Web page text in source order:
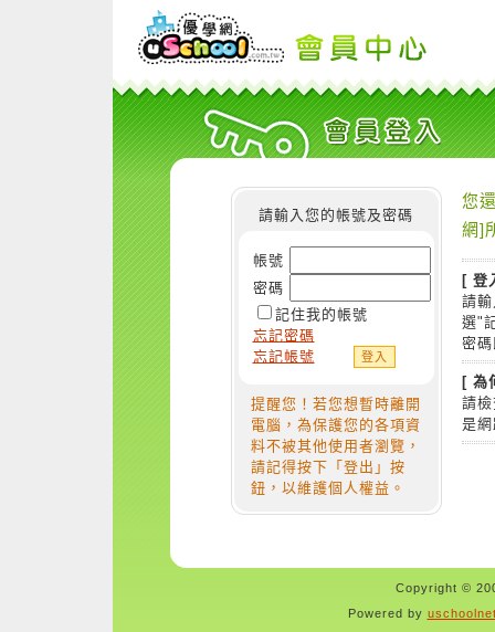
請輸入您的帳號及密碼
帳號
密碼
記住我的帳號
忘記密碼
忘記帳號
提醒您！若您想暫時離開
電腦，為保護您的各項資
料不被其他使用者瀏覽，
請記得按下「登出」按
鈕，以維護個人權益。
您
網]
[ 登
請
選"
密
[ 為
請
是
Copyright ©
Powered by